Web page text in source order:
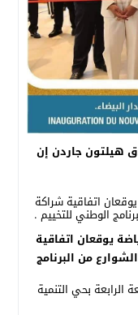
هيلتون جاردن إن
يوقعان اتفاقية
من البرنامج